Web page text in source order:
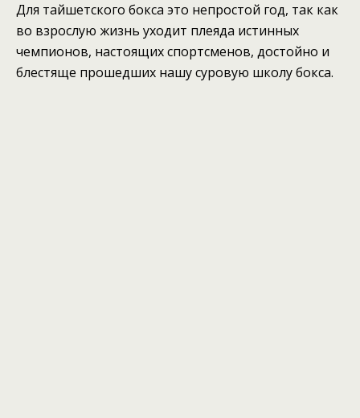
Для тайшетского бокса это непростой год, так как
во взрослую жизнь уходит плеяда истинных
чемпионов, настоящих спортсменов, достойно и
блестяще прошедших нашу суровую школу бокса.